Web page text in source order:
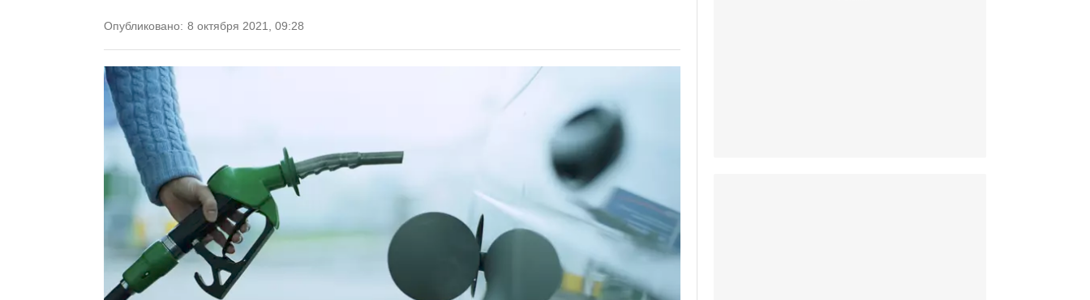
Опубликовано: 8 октября 2021, 09:28